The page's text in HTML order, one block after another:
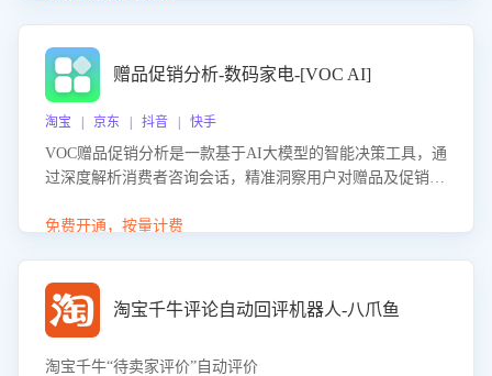
赠品促销分析-数码家电-[VOC AI]
淘宝 | 京东 | 抖音 | 快手
VOC赠品促销分析是一款基于AI大模型的智能决策工具，通
过深度解析消费者咨询会话，精准洞察用户对赠品及促销政
销诉求，帮助企业制定个性化赠品组合策略，优化资源投放
免费开通，按量计费
淘宝千牛评论自动回评机器人-八爪鱼
淘宝千牛“待卖家评价”自动评价